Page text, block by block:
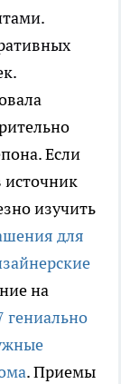
Если
источник
изучить
для
на
гениально
. Приемы